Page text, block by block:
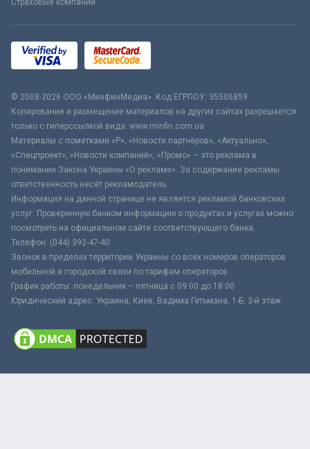
Страховые компании
© 2008-2026 ООО «МинфинМедиа». Код ЕГРПОУ: 35506859
Копирование и размещение материалов на других сайтах разрешается
только с гиперссылкой вида: www.minfin.com.ua
Материалы с пометками «Р», «Новости партнёров», «Актуально»,
«Спецпроект», «Новости компаний», «Промо» – это реклама в
понимании Закона Украины «О рекламе». За содержание рекламы
ответственность несёт рекламодатель.
Информация на данной странице не является рекламой банковских
услуг. Проверенную банком информацию о продуктах и услугах можно
посмотреть на официальном сайте соответствующего банка.
Телефон: (044) 392-47-40
Звонок в пределах территории Украины со всех номеров операторов
мобильной и городской связи по тарифам операторов
График работы: понедельник – пятница с 09:00 до 18:00
Юридический адрес: Украина, Киев, Вадима Гетьмана, 1-Б, 3-й этаж